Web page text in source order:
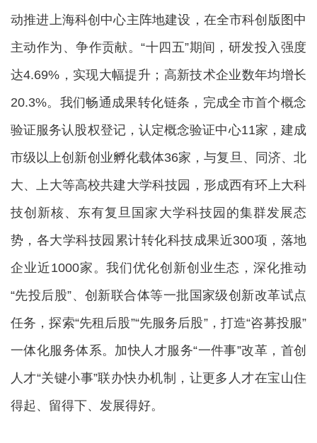
动推进上海科创中心主阵地建设，在全市科创版图中
主动作为、争作贡献。“十四五”期间，研发投入强度
达4.69%，实现大幅提升；高新技术企业数年均增长
20.3%。我们畅通成果转化链条，完成全市首个概念
验证服务认股权登记，认定概念验证中心11家，建成
市级以上创新创业孵化载体36家，与复旦、同济、北
大、上大等高校共建大学科技园，形成西有环上大科
技创新核、东有复旦国家大学科技园的集群发展态
势，各大学科技园累计转化科技成果近300项，落地
企业近1000家。我们优化创新创业生态，深化推动
“先投后股”、创新联合体等一批国家级创新改革试点
任务，探索“先租后股”“先服务后股”，打造“咨募投服”
一体化服务体系。加快人才服务“一件事”改革，首创
人才“关键小事”联办快办机制，让更多人才在宝山住
得起、留得下、发展得好。